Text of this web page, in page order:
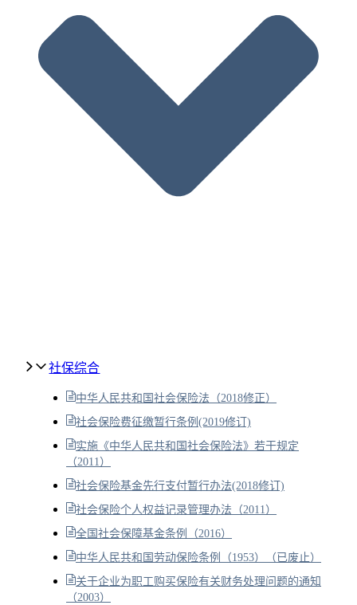
社保综合
中华人民共和国社会保险法（2018修正）
社会保险费征缴暂行条例(2019修订)
实施《中华人民共和国社会保险法》若干规定
（2011）
社会保险基金先行支付暂行办法(2018修订)
社会保险个人权益记录管理办法（2011）
全国社会保障基金条例（2016）
中华人民共和国劳动保险条例（1953）（已废止）
关于企业为职工购买保险有关财务处理问题的通知
（2003）